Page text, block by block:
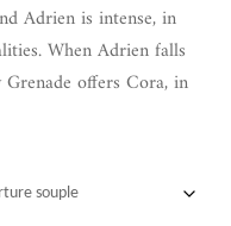
Adrien is intense, in
When Adrien falls
offers Cora, in